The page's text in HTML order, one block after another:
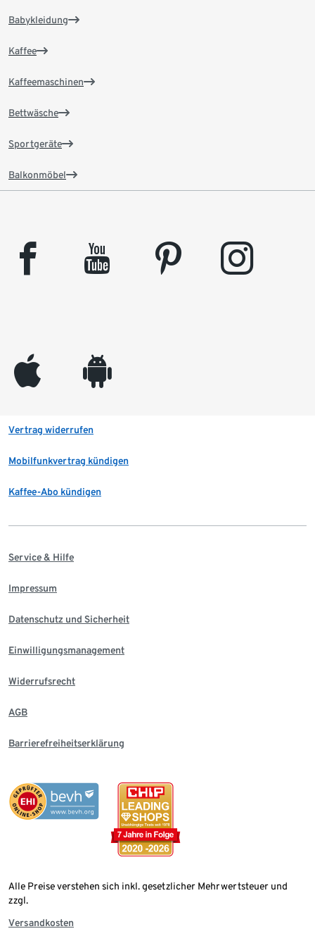
Babykleidung
Kaffee
Kaffeemaschinen
Bettwäsche
Sportgeräte
Balkonmöbel
facebook youtube pinterest instagram
appleinc android
Vertrag widerrufen
Mobilfunkvertrag kündigen
Kaffee-Abo kündigen
Service & Hilfe
Impressum
Datenschutz und Sicherheit
Einwilligungsmanagement
Widerrufsrecht
AGB
Barrierefreiheitserklärung
Alle Preise verstehen sich inkl. gesetzlicher Mehrwertsteuer und
zzgl.
Versandkosten